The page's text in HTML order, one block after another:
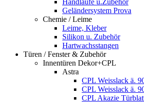
Handläufe u.Zubehör
Geländersystem Prova
Chemie / Leime
Leime, Kleber
Silikon u. Zubehör
Hartwachsstangen
Türen / Fenster & Zubehör
Innentüren Dekor+CPL
Astra
CPL Weisslack ä.
CPL Weisslack ä.
CPL Akazie